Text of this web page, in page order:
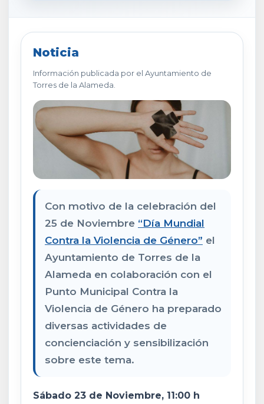
Noticia
Información publicada por el Ayuntamiento de
Torres de la Alameda.
Con motivo de la celebración del
25 de Noviembre “Día Mundial
Contra la Violencia de Género” el
Ayuntamiento de Torres de la
Alameda en colaboración con el
Punto Municipal Contra la
Violencia de Género ha preparado
diversas actividades de
concienciación y sensibilización
sobre este tema.
Sábado 23 de Noviembre, 11:00 h